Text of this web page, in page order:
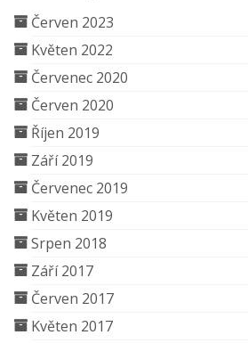
Červen 2023
Květen 2022
Červenec 2020
Červen 2020
Říjen 2019
Září 2019
Červenec 2019
Květen 2019
Srpen 2018
Září 2017
Červen 2017
Květen 2017